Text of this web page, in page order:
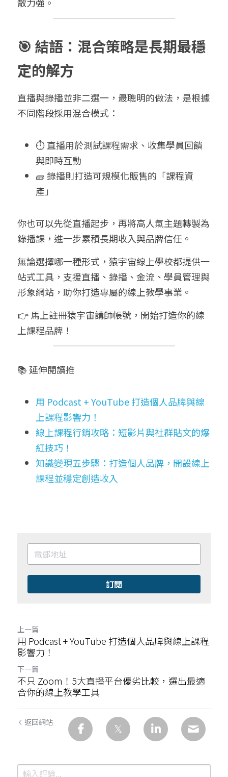
🎯 結語：混合策略是長期最穩
定的解方
直播與錄播並非二選一，最聰明的做法，是根據
不同階段採用混合模式：
⏱️ 直播用於測試課程需求、收集學員回饋
與即時互動
🧱 錄播則打造可規模化販售的「課程資
產」
你也可以先從直播起步，再將高人氣主題轉製為
錄播課，進一步累積長期收入與品牌信任。
無論選擇哪一種形式，猿宇宙線上學校都提供一
站式工具，支援直播、錄播、金流、學員管理與
形象網站，助你打造專屬的線上教學事業。
👉 馬上註冊猿宇宙講師帳號，開始打造你的線
上課程品牌！
📚 延伸閱讀推
用 Podcast + YouTube 打造個人品牌與線
上課程影響力！
線上課程行銷攻略：短影片與社群貼文的爆
紅技巧！
知識變現五步驟：打造個人品牌，開設線上
課程並穩定創造收入
訂閱
上一篇
用 Podcast + YouTube 打造個人品牌與線上課程
影響力！
下一篇
不只 Zoom！5大直播平台優劣比較，選出最適
合你的線上教學工具
返回網站